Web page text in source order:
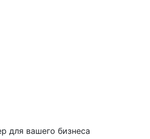
для вашего бизнеса